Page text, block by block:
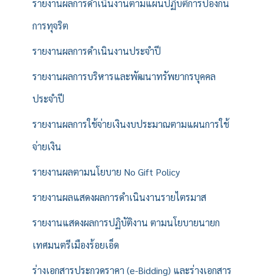
รายงานผลการดำเนินงานตามแผนปฏิบัติการป้องกัน
การทุจริต
รายงานผลการดำเนินงานประจำปี
รายงานผลการบริหารและพัฒนาทรัพยากรบุคคล
ประจำปี
รายงานผลการใช้จ่ายเงินงบประมาณตามแผนการใช้
จ่ายเงิน
รายงานผลตามนโยบาย No Gift Policy
รายงานผลแสดงผลการดำเนินงานรายไตรมาส
รายงานแสดงผลการปฏิบัติงาน ตามนโยบายนายก
เทศมนตรีเมืองร้อยเอ็ด
ร่างเอกสารประกวดราคา (e-Bidding) และร่างเอกสาร